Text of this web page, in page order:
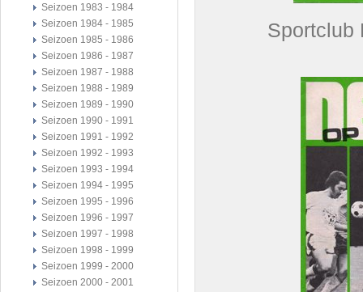
Seizoen 1983 - 1984
Seizoen 1984 - 1985
Seizoen 1985 - 1986
Seizoen 1986 - 1987
Seizoen 1987 - 1988
Seizoen 1988 - 1989
Seizoen 1989 - 1990
Seizoen 1990 - 1991
Seizoen 1991 - 1992
Seizoen 1992 - 1993
Seizoen 1993 - 1994
Seizoen 1994 - 1995
Seizoen 1995 - 1996
Seizoen 1996 - 1997
Seizoen 1997 - 1998
Seizoen 1998 - 1999
Seizoen 1999 - 2000
Seizoen 2000 - 2001
Sportclub